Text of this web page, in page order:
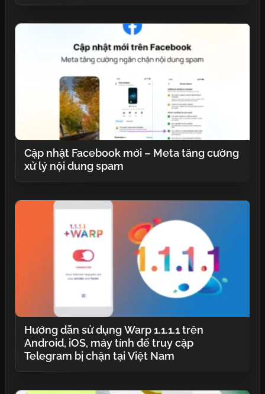
Cập nhật Facebook mới – Meta tăng cường
xử lý nội dung spam
Hướng dẫn sử dụng Warp 1.1.1.1 trên
Android, iOS, máy tính để truy cập
Telegram bị chặn tại Việt Nam